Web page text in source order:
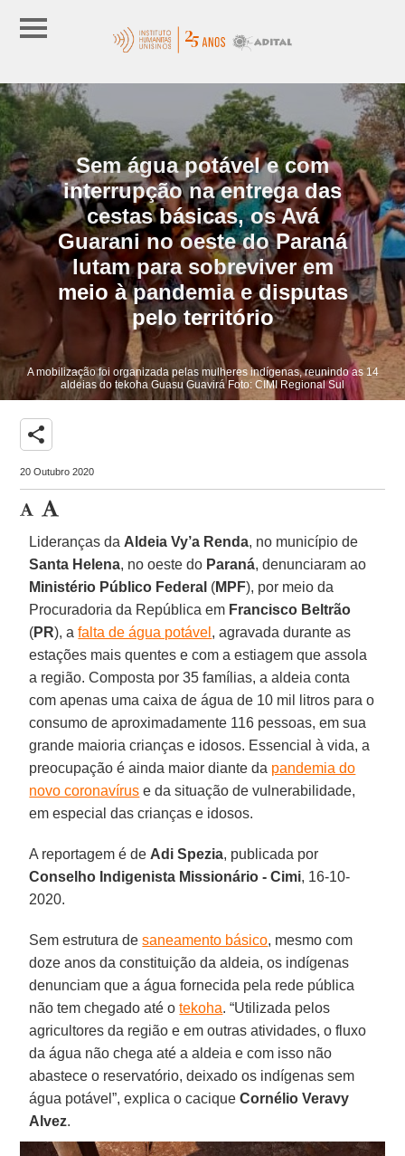
Sem água potável e com
interrupção na entrega das
cestas básicas, os Avá
Guarani no oeste do Paraná
lutam para sobreviver em
meio à pandemia e disputas
pelo território
A mobilização foi organizada pelas mulheres indígenas, reunindo as 14
aldeias do tekoha Guasu Guavirá Foto: CIMI Regional Sul
share
20 Outubro 2020
Lideranças da Aldeia Vy’a Renda, no município de
Santa Helena, no oeste do Paraná, denunciaram ao
Ministério Público Federal (MPF), por meio da
Procuradoria da República em Francisco Beltrão
(PR), afalta de água potável , agravada durante as
estações mais quentes e com a estiagem que assola
a região. Composta por 35 famílias, a aldeia conta
com apenas uma caixa de água de 10 mil litros para o
consumo de aproximadamente 116 pessoas, em sua
grande maioria crianças e idosos. Essencial à vida, a
preocupação é ainda maior diante da pandemia do
novo coronavírus e da situação de vulnerabilidade,
em especial das crianças e idosos.
A reportagem é de Adi Spezia, publicada por
Conselho Indigenista Missionário - Cimi, 16-10-
2020.
Sem estrutura desaneamento básico, mesmo com
doze anos da constituição da aldeia, os indígenas
denunciam que a água fornecida pela rede pública
não tem chegado até otekoha. “Utilizada pelos
agricultores da região e em outras atividades, o fluxo
da água não chega até a aldeia e com isso não
abastece o reservatório, deixado os indígenas sem
água potável”, explica o caciqueCornélio Veravy
Alvez.